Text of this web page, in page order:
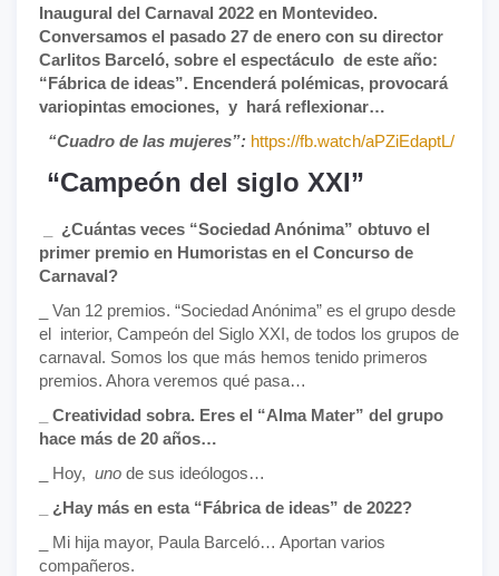
Inaugural del Carnaval 2022 en Montevideo.
Conversamos el pasado 27 de enero con su director
Carlitos Barceló, sobre el espectáculo de este año:
“Fábrica de ideas”. Encenderá polémicas, provocará
variopintas emociones, y hará reflexionar…
“Cuadro de las mujeres”: https://fb.watch/aPZiEdaptL/
“Campeón del siglo XXI”
_ ¿Cuántas veces “Sociedad Anónima” obtuvo el
primer premio en Humoristas en el Concurso de
Carnaval?
_ Van 12 premios. “Sociedad Anónima” es el grupo desde
el interior, Campeón del Siglo XXI, de todos los grupos de
carnaval. Somos los que más hemos tenido primeros
premios. Ahora veremos qué pasa…
_ Creatividad sobra. Eres el “Alma Mater” del grupo
hace más de 20 años…
_ Hoy, uno de sus ideólogos…
_ ¿Hay más en esta “Fábrica de ideas” de 2022?
_ Mi hija mayor, Paula Barceló… Aportan varios
compañeros.